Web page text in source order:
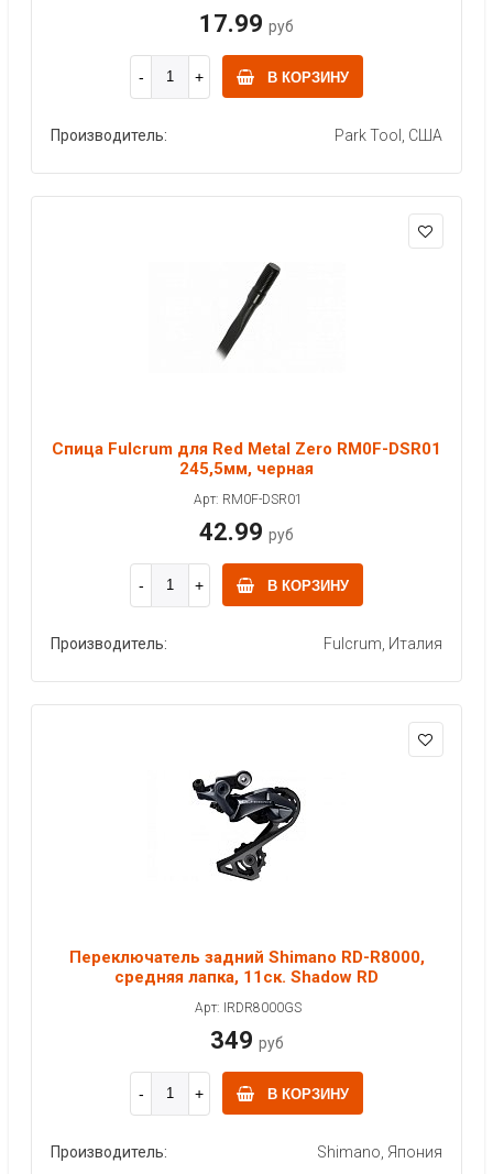
17.99 руб
В КОРЗИНУ
Производитель: Park Tool, США
Спица Fulcrum для Red Metal Zero RM0F-DSR01
245,5мм, черная
Арт: RM0F-DSR01
42.99 руб
В КОРЗИНУ
Производитель: Fulcrum, Италия
Переключатель задний Shimano RD-R8000,
средняя лапка, 11ск. Shadow RD
Арт: IRDR8000GS
349 руб
В КОРЗИНУ
Производитель: Shimano, Япония